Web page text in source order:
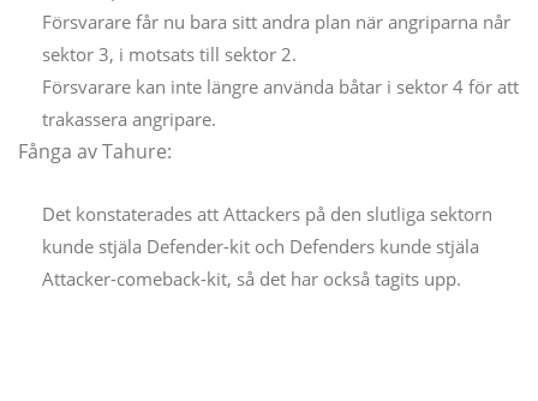
Försvarare får nu bara sitt andra plan när angriparna når
sektor 3, i motsats till sektor 2.
Försvarare kan inte längre använda båtar i sektor 4 för att
trakassera angripare.
Fånga av Tahure:
Det konstaterades att Attackers på den slutliga sektorn
kunde stjäla Defender-kit och Defenders kunde stjäla
Attacker-comeback-kit, så det har också tagits upp.